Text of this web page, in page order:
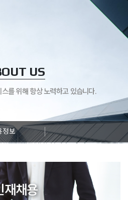
US
를 위해 항상 노력하고 있습니다.
정보
재채용